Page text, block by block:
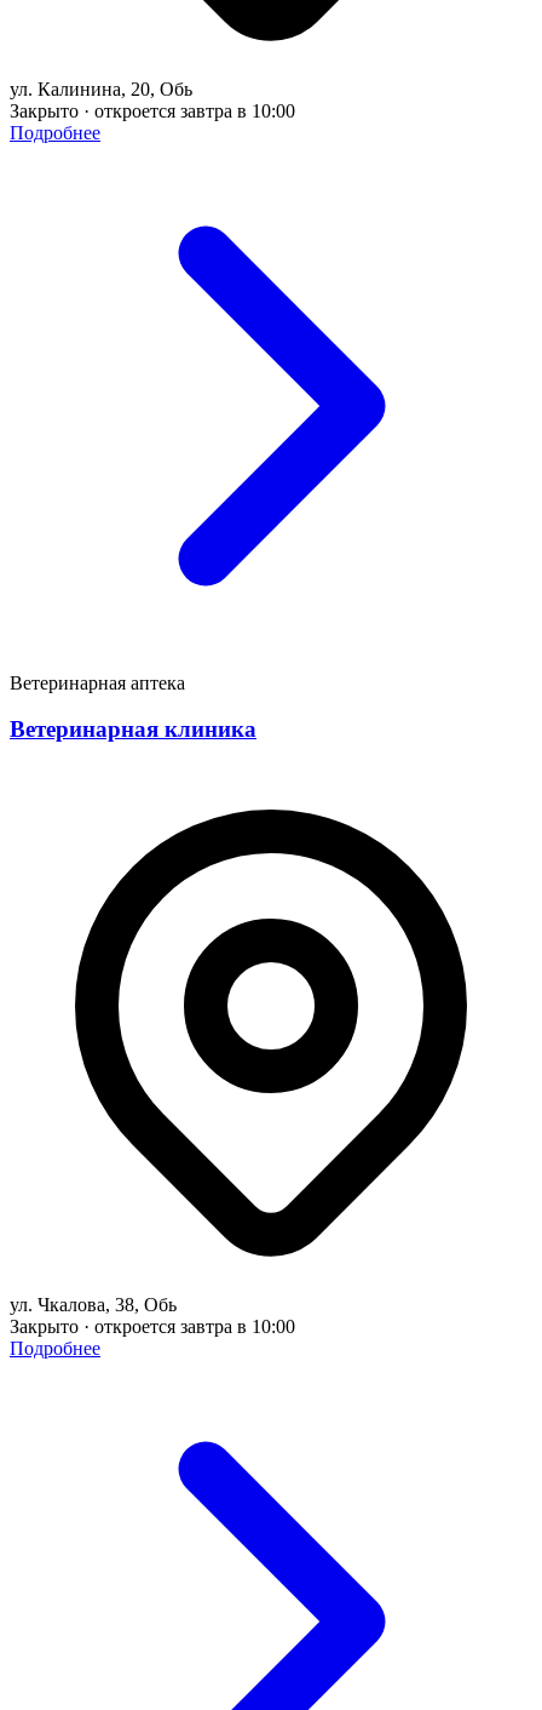
ул. Калинина, 20, Обь
Закрыто · откроется завтра в 10:00
Подробнее
Ветеринарная аптека
Ветеринарная клиника
ул. Чкалова, 38, Обь
Закрыто · откроется завтра в 10:00
Подробнее